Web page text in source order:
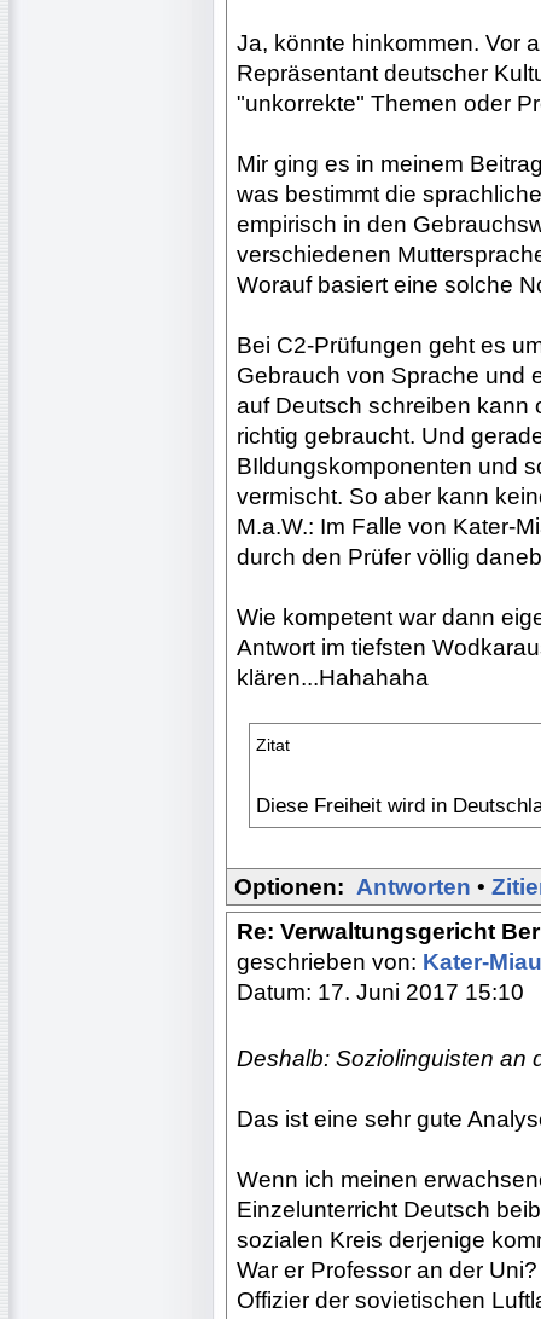
Ja, könnte hinkommen. Vor
Repräsentant deutscher
"unkorrekte" Themen oder
Mir ging es in meinem
was bestimmt die
empirisch in den
verschiedenen
Worauf basiert eine solche
Bei C2-Prüfungen geht es
Gebrauch von Sprache und
auf Deutsch schreiben kann
richtig gebraucht. Und
BIldungskomponenten und
vermischt. So aber kann
M.a.W.: Im Falle von Kater-
durch den Prüfer völlig
Wie kompetent war dann
Antwort im tiefsten
klären...Hahahaha
Zitat
Diese Freiheit wird in
Optionen: Antworten •
Re: Verwaltungsgericht
geschrieben von: Kater-
Datum: 17. Juni 2017 15:10
Deshalb: Soziolinguisten an
Das ist eine sehr gute
Wenn ich meinen
Einzelunterricht Deutsch
sozialen Kreis derjenige
War er Professor an der
Offizier der sovietischen